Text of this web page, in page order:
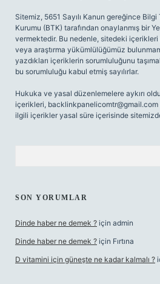
Sitemiz, 5651 Sayılı Kanun gereğince
Kurumu (BTK) tarafından onaylanmış bir
vermektedir. Bu nedenle, sitedeki
veya araştırma yükümlülüğümüz
yazdıkları içeriklerin sorumluluğunu
bu sorumluluğu kabul etmiş sayılırlar.
Hukuka ve yasal düzenlemelere aykırı
içerikleri, backlinkpanelicomtr@gmail.com
ilgili içerikler yasal süre içerisinde
SON YORUMLAR
Dinde haber ne demek ? için admin
Dinde haber ne demek ? için Fırtına
D vitamini için güneşte ne kadar kalmalı ?